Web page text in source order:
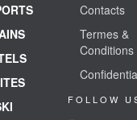
Contacts
Termes &
Conditions
FOLLOW